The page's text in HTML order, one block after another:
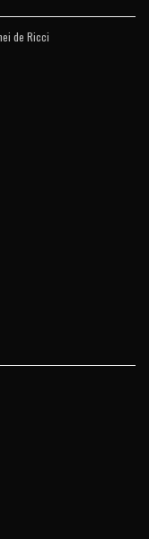
de Ricci